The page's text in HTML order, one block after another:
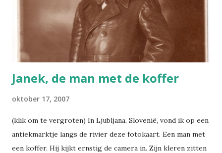
in de spiegel keek voordat ze op een regenachtige dag de
deur uit ging? Een hardwerkende huisvrouw die haar haren
droog moest houden om er netjes uit te kunnen blijv...
Janek, de man met de koffer
oktober 17, 2007
(klik om te vergroten) In Ljubljana, Slovenië, vond ik op een
antiekmarktje langs de rivier deze fotokaart. Een man met
een koffer. Hij kijkt ernstig de camera in. Zijn kleren zitten